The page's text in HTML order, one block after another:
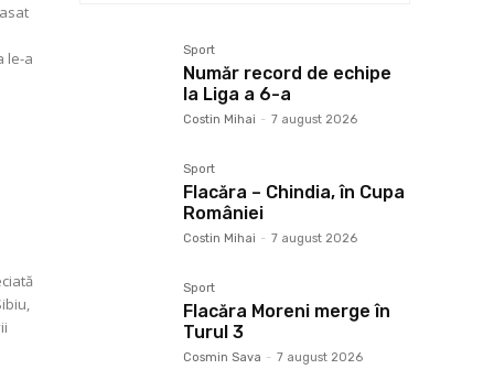
le-a
Sport
Număr record de echipe
la Liga a 6-a
Costin Mihai - 7 august 2026
Sport
Flacăra – Chindia, în Cupa
României
Costin Mihai - 7 august 2026
Sport
Flacăra Moreni merge în
Turul 3
Cosmin Sava - 7 august 2026